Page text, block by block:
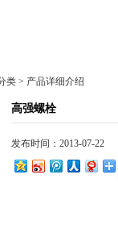
类 > 产品详细介绍
高强螺栓
发布时间：2013-07-22